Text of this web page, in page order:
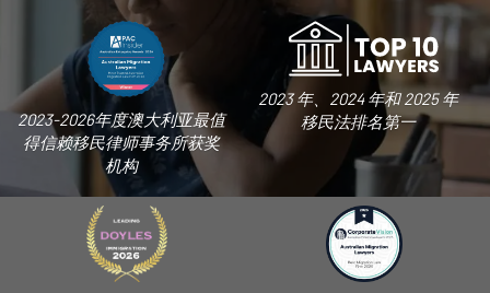
2023-2026年度澳大利亚最值
得信赖移民律师事务所获奖
机构
2023 年、2024 年和 2025 年
移民法排名第一